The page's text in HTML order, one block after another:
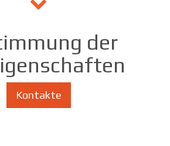
der
Kontakte